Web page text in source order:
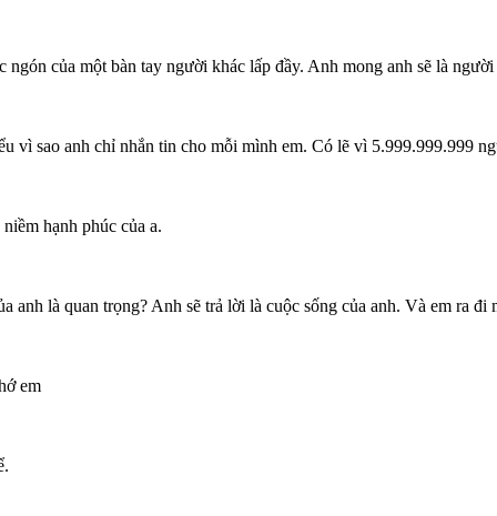
ngón của một bàn tay người khác lấp đầy. Anh mong anh sẽ là
vì sao anh chỉ nhắn tin cho mỗi mình em. Có lẽ vì 5.999.999.999
hạnh phúc của a.
anh là quan trọng? Anh sẽ trả lời là cuộc sống của anh. Và em ra
em